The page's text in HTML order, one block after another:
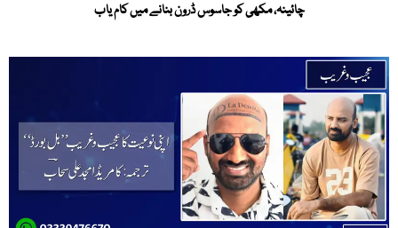
چائینہ، مکھی کو جاسوس ڈرون بنانے میں کام یاب